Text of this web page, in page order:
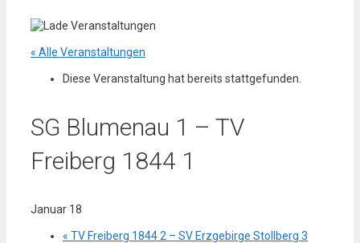
« Alle Veranstaltungen
Diese Veranstaltung hat bereits stattgefunden.
SG Blumenau 1 – TV
Freiberg 1844 1
Januar 18
« TV Freiberg 1844 2 – SV Erzgebirge Stollberg 3